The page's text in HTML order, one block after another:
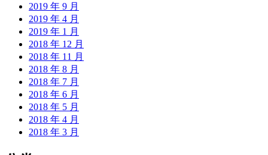
2019 年 9 月
2019 年 4 月
2019 年 1 月
2018 年 12 月
2018 年 11 月
2018 年 8 月
2018 年 7 月
2018 年 6 月
2018 年 5 月
2018 年 4 月
2018 年 3 月